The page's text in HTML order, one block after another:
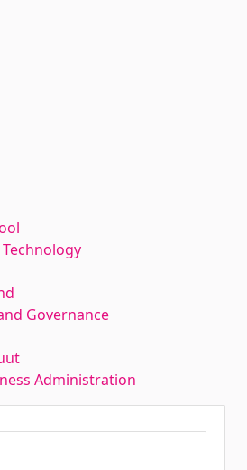
Governance
Administration